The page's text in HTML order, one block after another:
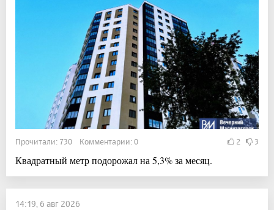
Прочитали: 730 Комментарии: 0 2 3
Квадратный метр подорожал на 5,3% за месяц.
14:19, 6 авг 2026